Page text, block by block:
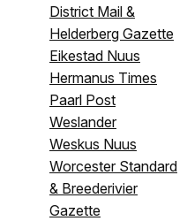
District Mail &
Helderberg Gazette
Eikestad Nuus
Hermanus Times
Paarl Post
Weslander
Weskus Nuus
Worcester Standard
& Breederivier
Gazette